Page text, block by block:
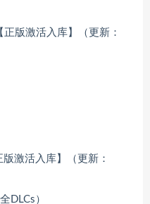
激活入库】（更新：